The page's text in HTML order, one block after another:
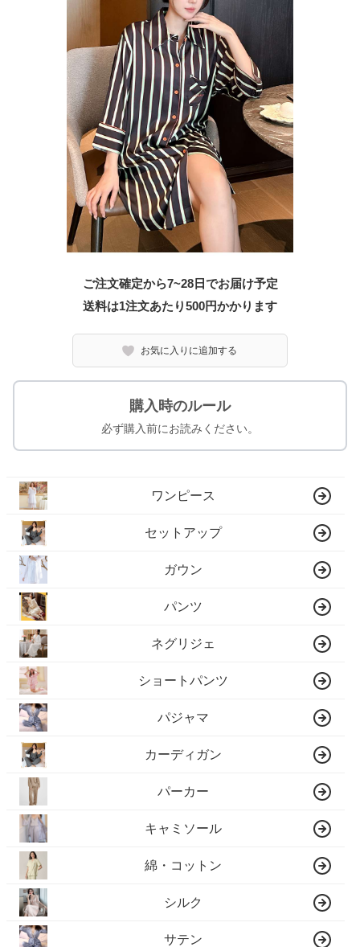
ご注文確定から7~28日でお届け予定
送料は1注文あたり500円かかります
お気に入りに追加する
購入時のルール
必ず購入前にお読みください。
ワンピース
セットアップ
ガウン
パンツ
ネグリジェ
ショートパンツ
パジャマ
カーディガン
パーカー
キャミソール
綿・コットン
シルク
サテン